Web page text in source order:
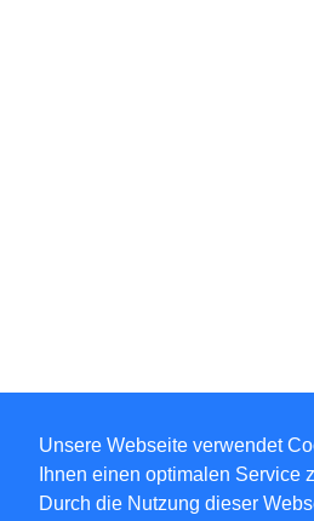
Unsere Webseite verwendet
Ihnen einen optimalen Service
Durch die Nutzung dieser